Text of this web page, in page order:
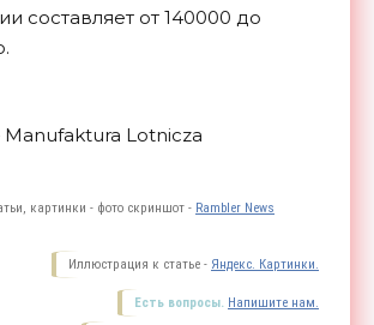
составляет от 140000 до
Lotnicza
картинки - фото скриншот - Rambler News
Иллюстрация к статье - Яндекс. Картинки.
Есть вопросы. Напишите нам.